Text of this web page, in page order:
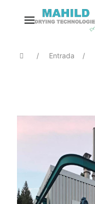
Entrada